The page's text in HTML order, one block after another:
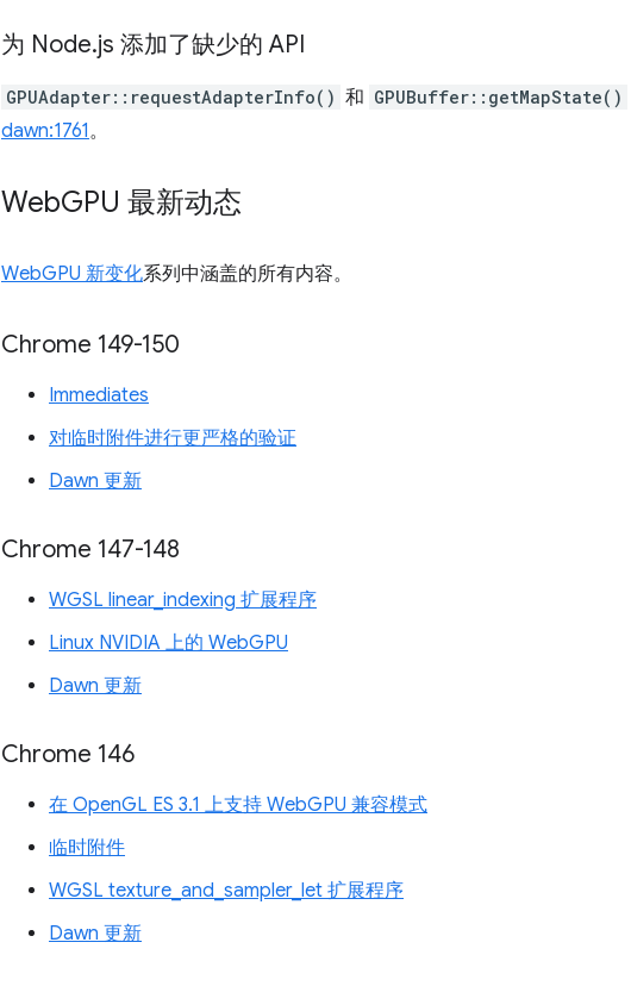
为 Node.js 添加了缺少的 API
GPUAdapter::requestAdapterInfo() 和 GPUBuffer::getMapState()
dawn:1761。
WebGPU 最新动态
WebGPU 新变化系列中涵盖的所有内容。
Chrome 149-150
Immediates
对临时附件进行更严格的验证
Dawn 更新
Chrome 147-148
WGSL linear_indexing 扩展程序
Linux NVIDIA 上的 WebGPU
Dawn 更新
Chrome 146
在 OpenGL ES 3.1 上支持 WebGPU 兼容模式
临时附件
WGSL texture_and_sampler_let 扩展程序
Dawn 更新